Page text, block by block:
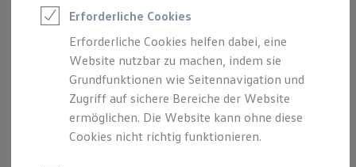
Elektroauto Leasing
Kleinwagen-Leasing
Leasing ohne Anzahlung
Finanzierung
Autokredit mit Schlussrate
Versicherungen und Garantien
Kfz-Versicherung
Restschuldversicherungen
Garantien
Impressum
Datenschutzerklärung
Nutzung von Terminbuchung Online
Impressum
Erforderliche Cookies
Erforderliche Cookies helfen dabei, eine
Website nutzbar zu machen, indem sie
Grundfunktionen wie Seitennavigation und
Zugriff auf sichere Bereiche der Website
ermöglichen. Die Website kann ohne diese
Cookies nicht richtig funktionieren.